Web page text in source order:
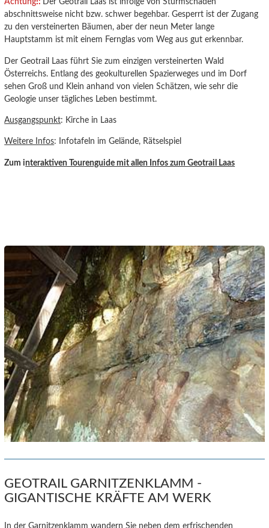
abschnittsweise nicht bzw. schwer begehbar. Gesperrt ist der Zugang
zu den versteinerten Bäumen, aber der neun Meter lange
Hauptstamm ist mit einem Fernglas vom Weg aus gut erkennbar.
Der Geotrail Laas führt Sie zum einzigen versteinerten Wald
Österreichs. Entlang des geokulturellen Spazierweges und im Dorf
sehen Groß und Klein anhand von vielen Schätzen, wie sehr die
Geologie unser tägliches Leben bestimmt.
Ausgangspunkt: Kirche in Laas
Weitere Infos: Infotafeln im Gelände, Rätselspiel
Zum interaktiven Tourenguide mit allen Infos zum Geotrail Laas
GEOTRAIL GARNITZENKLAMM -
GIGANTISCHE KRÄFTE AM WERK
In der Garnitzenklamm wandern Sie neben dem erfrischenden